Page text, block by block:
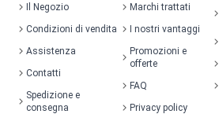
Il Negozio
Condizioni di vendita
Assistenza
Contatti
Spedizione e
consegna
Marchi trattati
I nostri vantaggi
Promozioni e
offerte
FAQ
Privacy policy